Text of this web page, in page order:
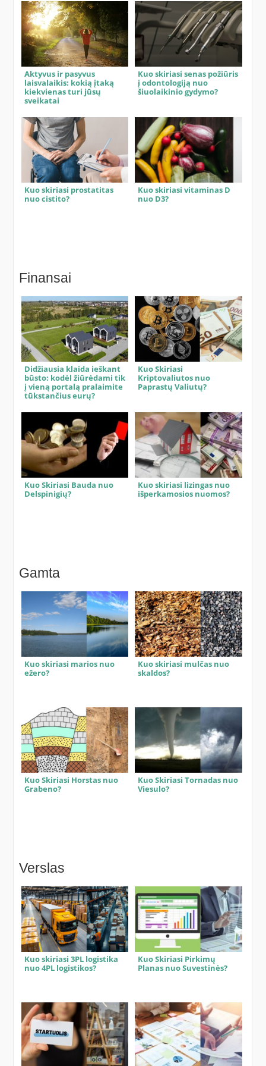
Aktyvus ir pasyvus
laisvalaikis: kokią įtaką
kiekvienas turi jūsų
sveikatai
Kuo skiriasi senas požiūris
į odontologiją nuo
šiuolaikinio gydymo?
Kuo skiriasi prostatitas
nuo cistito?
Kuo skiriasi vitaminas D
nuo D3?
Finansai
Didžiausia klaida ieškant
būsto: kodėl žiūrėdami tik
į vieną portalą pralaimite
tūkstančius eurų?
Kuo Skiriasi
Kriptovaliutos nuo
Paprastų Valiutų?
Kuo Skiriasi Bauda nuo
Delspinigių?
Kuo skiriasi lizingas nuo
išperkamosios nuomos?
Gamta
Kuo skiriasi marios nuo
ežero?
Kuo skiriasi mulčas nuo
skaldos?
Kuo Skiriasi Horstas nuo
Grabeno?
Kuo Skiriasi Tornadas nuo
Viesulo?
Verslas
Kuo skiriasi 3PL logistika
nuo 4PL logistikos?
Kuo Skiriasi Pirkimų
Planas nuo Suvestinės?